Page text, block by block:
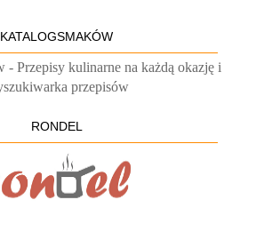
KATALOGSMAKÓW
RONDEL